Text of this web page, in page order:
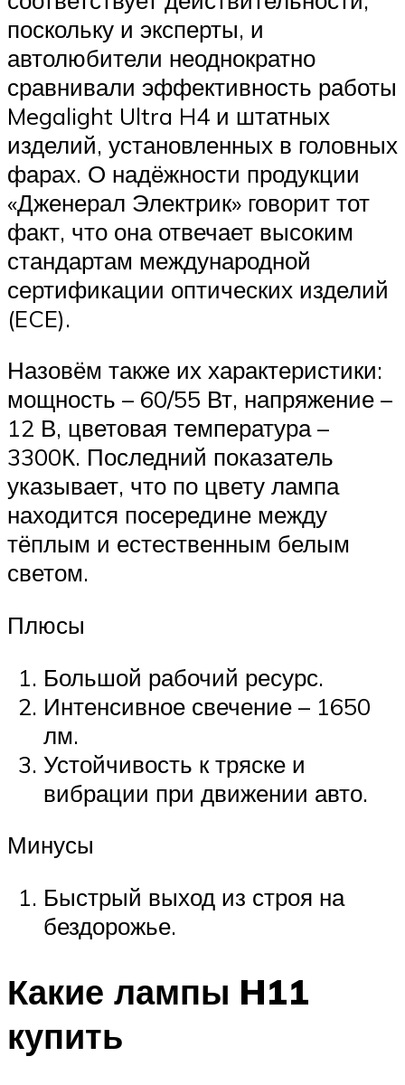
поскольку и эксперты, и
автолюбители неоднократно
сравнивали эффективность работы
Megalight Ultra H4 и штатных
изделий, установленных в головных
фарах. О надёжности продукции
«Дженерал Электрик» говорит тот
факт, что она отвечает высоким
стандартам международной
сертификации оптических изделий
(ECE).
Назовём также их характеристики:
мощность – 60/55 Вт, напряжение –
12 В, цветовая температура –
3300К. Последний показатель
указывает, что по цвету лампа
находится посередине между
тёплым и естественным белым
светом.
Плюсы
Большой рабочий ресурс.
Интенсивное свечение – 1650
лм.
Устойчивость к тряске и
вибрации при движении авто.
Минусы
Быстрый выход из строя на
бездорожье.
Какие лампы H11
купить